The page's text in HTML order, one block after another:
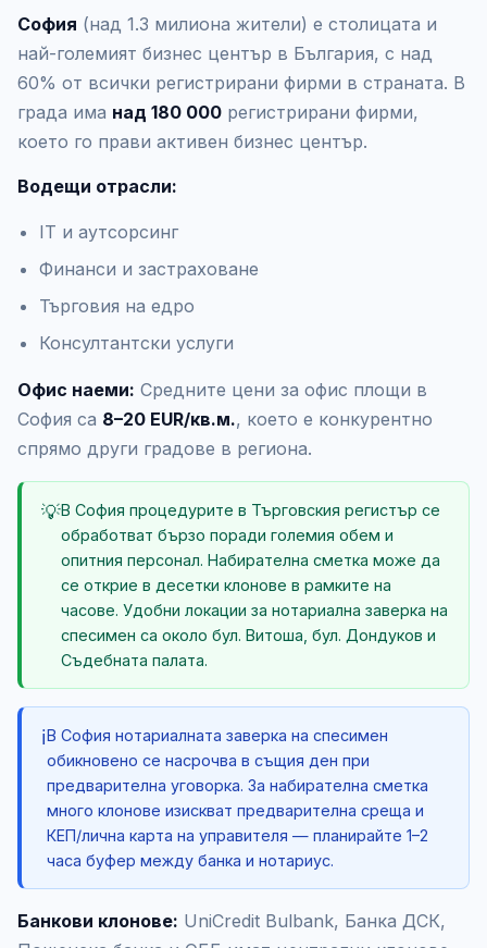
София (над 1.3 милиона жители) е столицата и
най-големият бизнес център в България, с над
60% от всички регистрирани фирми в страната. В
града има над 180 000 регистрирани фирми,
което го прави активен бизнес център.
Водещи отрасли:
IT и аутсорсинг
Финанси и застраховане
Търговия на едро
Консултантски услуги
Офис наеми: Средните цени за офис площи в
София са 8–20 EUR/кв.м., което е конкурентно
спрямо други градове в региона.
💡В София процедурите в Търговския регистър се
обработват бързо поради големия обем и
опитния персонал. Набирателна сметка може да
се открие в десетки клонове в рамките на
часове. Удобни локации за нотариална заверка на
спесимен са около бул. Витоша, бул. Дондуков и
Съдебната палата.
ℹ️В София нотариалната заверка на спесимен
обикновено се насрочва в същия ден при
предварителна уговорка. За набирателна сметка
много клонове изискват предварителна среща и
КЕП/лична карта на управителя — планирайте 1–2
часа буфер между банка и нотариус.
Банкови клонове: UniCredit Bulbank, Банка ДСК,